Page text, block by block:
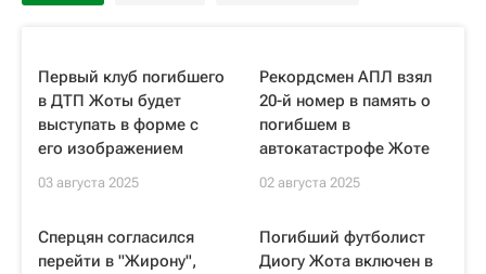
Первый клуб погибшего
в ДТП Жоты будет
выступать в форме с
его изображением
03 августа 2025
Рекордсмен АПЛ взял
20-й номер в память о
погибшем в
автокатастрофе Жоте
02 августа 2025
Сперцян согласился
перейти в "Жирону",
Погибший футболист
Диогу Жота включен в